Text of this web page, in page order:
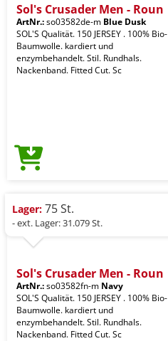
Sol's Crusader Men - Roun
ArtNr.:so03582de-m Blue Dusk
SOL'S Qualität. 150 JERSEY . 100% Bio-
Baumwolle. kardiert und
enzymbehandelt. Stil. Rundhals.
Nackenband. Fitted Cut. Sc
Lager: 75 St.
- ext. Lager: 31.079 St.
Sol's Crusader Men - Roun
ArtNr.:so03582fn-m Navy
SOL'S Qualität. 150 JERSEY . 100% Bio-
Baumwolle. kardiert und
enzymbehandelt. Stil. Rundhals.
Nackenband. Fitted Cut. Sc